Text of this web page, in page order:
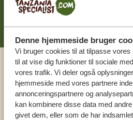
Denne hjemmeside bruger
Vi bruger cookies til at tilpasse vores
til at vise dig funktioner til sociale
vores trafik. Vi deler også
hjemmeside med vores partnere
annonceringspartnere og
kan kombinere disse data med
givet dem, eller som de har
DIN DRØMMEREJSE
PLANLÆGNINGEN
Ring til en
VORES SPECIALISTER
HJÆLPE